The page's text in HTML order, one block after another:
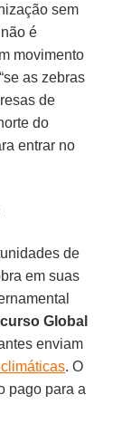
sem
é
movimento
as zebras
de
do
entrar no
de
em suas
Global
enviam
. O
pago para a